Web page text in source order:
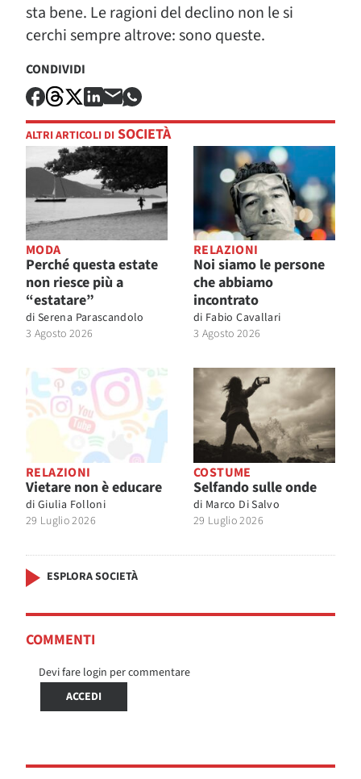
sta bene. Le ragioni del declino non le si
cerchi sempre altrove: sono queste.
CONDIVIDI
ALTRI ARTICOLI DI SOCIETÀ
MODA
Perché questa estate
non riesce più a
“estatare”
di Serena Parascandolo
3 Agosto 2026
RELAZIONI
Noi siamo le persone
che abbiamo
incontrato
di Fabio Cavallari
3 Agosto 2026
RELAZIONI
Vietare non è educare
di Giulia Folloni
29 Luglio 2026
COSTUME
Selfando sulle onde
di Marco Di Salvo
29 Luglio 2026
ESPLORA SOCIETÀ
COMMENTI
Devi fare login per commentare
ACCEDI